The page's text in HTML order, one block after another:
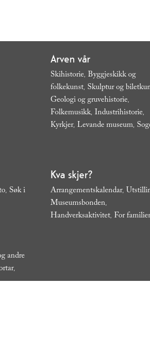
Arven vår
Skihistorie, Byggjeskikk og
folkekunst, Skulptur og
Geologi og gruvehistorie,
Folkemusikk, Industrihistorie,
Kyrkjer, Levande museum,
, Søk i
Kva skjer?
Arrangementskalendar,
Museumsbonden,
Handverksaktivitet, For
andre
,